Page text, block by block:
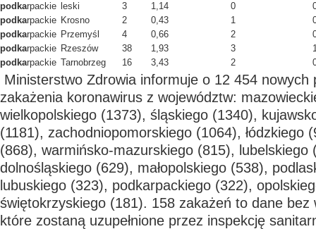
podkarpackie leski 3 1,14 0
podkarpackie Krosno 2 0,43 1
podkarpackie Przemyśl 4 0,66 2
podkarpackie Rzeszów 38 1,93 3
podkarpackie Tarnobrzeg 16 3,43 2
Ministerstwo Zdrowia informuje o 12 454 nowych
zakażenia koronawirus z województw:
wielkopolskiego (1373), śląskiego (1340),
(1181), zachodniopomorskiego (1064), łódzkiego
(868), warmińsko-mazurskiego (815), lubelskiego
dolnośląskiego (629), małopolskiego (538),
lubuskiego (323), podkarpackiego (322),
świętokrzyskiego (181). 158 zakażeń to dane bez
które zostaną uzupełnione przez inspekcję